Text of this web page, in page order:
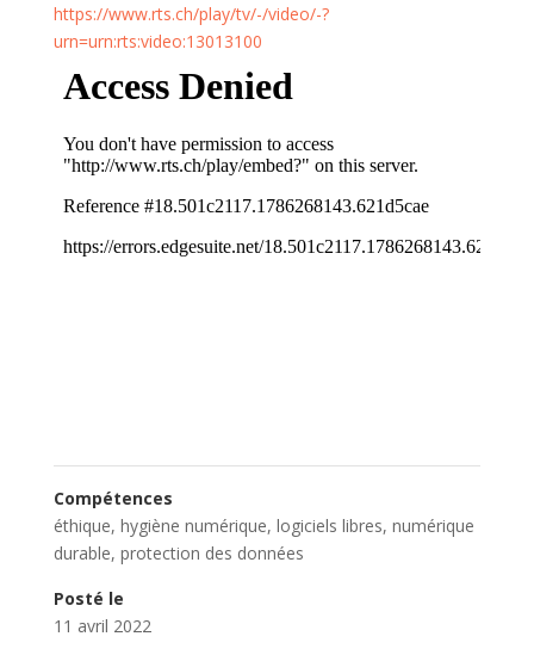
https://www.rts.ch/play/tv/-/video/-?
urn=urn:rts:video:13013100
Compétences
éthique, hygiène numérique, logiciels libres, numérique
durable, protection des données
Posté le
11 avril 2022